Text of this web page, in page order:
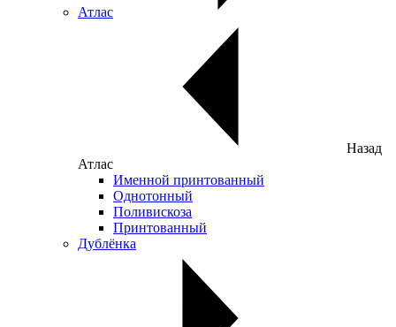
Атлас
Назад
Атлас
Именной принтованный
Однотонный
Поливискоза
Принтованный
Дублёнка